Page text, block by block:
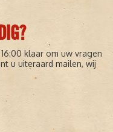
klaar om uw vragen
u uiteraard mailen, wij